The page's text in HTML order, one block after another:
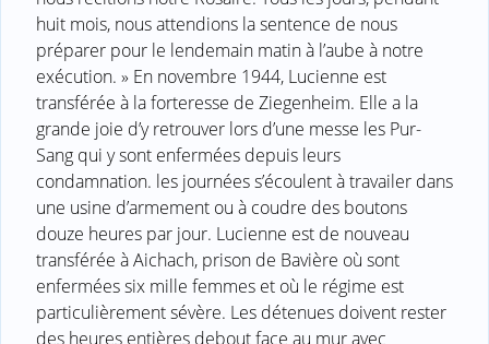
huit mois, nous attendions la sentence de nous
préparer pour le lendemain matin à l’aube à notre
exécution. » En novembre 1944, Lucienne est
transférée à la forteresse de Ziegenheim. Elle a la
grande joie d’y retrouver lors d’une messe les Pur-
Sang qui y sont enfermées depuis leurs
condamnation. les journées s’écoulent à travailer dans
une usine d’armement ou à coudre des boutons
douze heures par jour. Lucienne est de nouveau
transférée à Aichach, prison de Bavière où sont
enfermées six mille femmes et où le régime est
particulièrement sévère. Les détenues doivent rester
des heures entières debout face au mur avec